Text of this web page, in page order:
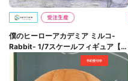
僕のヒーローアカデミア ミルコ-
Rabbit- 1/7スケールフィギュア【完
全受注生産】